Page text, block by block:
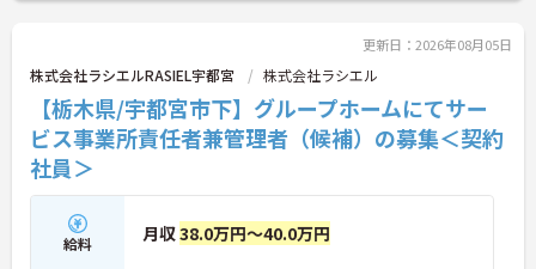
更新日：2026年08月05日
株式会社ラシエルRASIEL宇都宮 株式会社ラシエル
【栃木県/宇都宮市下】グループホームにてサー
ビス事業所責任者兼管理者（候補）の募集＜契約
社員＞
給料 月収38.0万円～40.0万円